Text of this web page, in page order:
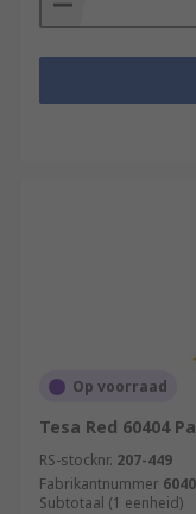
Op voorraad
Tesa Red 60404
RS-stocknr. 207-449
Fabrikantnummer
Subtotaal (1 eenheid)